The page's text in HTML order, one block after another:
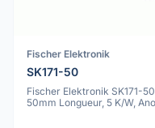
Fischer Elektronik
SK171-50
Fischer Elektronik SK171-
50mm Longueur, 5 K/W,